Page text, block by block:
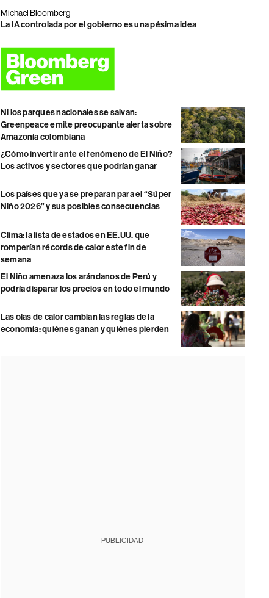
Michael Bloomberg
La IA controlada por el gobierno es una pésima idea
Ni los parques nacionales se salvan:
Greenpeace emite preocupante alerta sobre
Amazonía colombiana
¿Cómo invertir ante el fenómeno de El Niño?
Los activos y sectores que podrían ganar
Los países que ya se preparan para el “Súper
Niño 2026” y sus posibles consecuencias
Clima: la lista de estados en EE.UU. que
romperían récords de calor este fin de
semana
El Niño amenaza los arándanos de Perú y
podría disparar los precios en todo el mundo
Las olas de calor cambian las reglas de la
economía: quiénes ganan y quiénes pierden
PUBLICIDAD